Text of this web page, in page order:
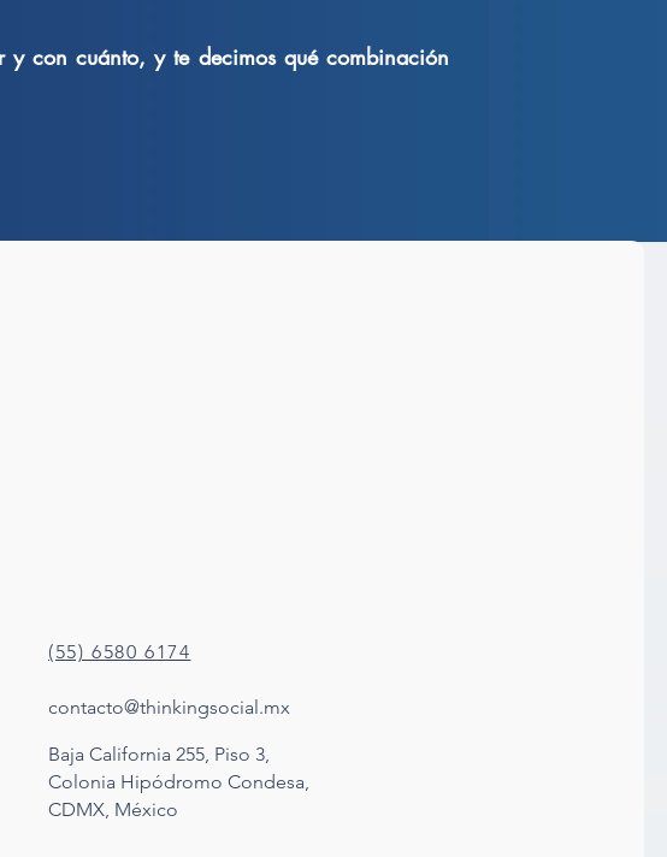
y con cuánto, y te decimos qué combinación
(55) 6580 6174
contacto@thinkingsocial.mx
Baja California 255, Piso 3,
Colonia Hipódromo Condesa,
CDMX, México